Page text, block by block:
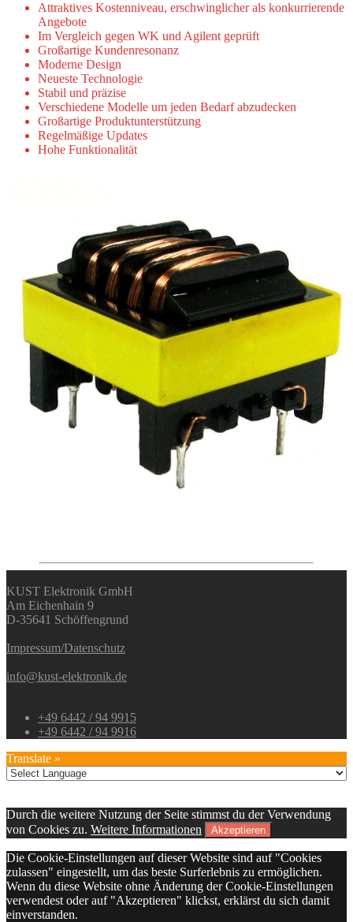
Attraktives Kostenniveau, erschwinglicher als konkurrierende
Angebote
Im Vergleich gegen WK und Agilent geprüft
Großartige Kundenresonanz
Moderne Design
Neueste Technologie
Stabil und präzise
Verschiedene Modelle um jeden Bedarf abzudecken
Großartige Produktunterstützung
Regelmäßige Updates
Hohe Funktionalität
KUST Elektronik GmbH
Am Eichenhain 9
D-35641 Schöffengrund
Impressum/Datenschutz
info@kust-elektronik.de
+49 6442 / 94 9915
+49 6442 / 94 9916
Translate »
Durch die weitere Nutzung der Seite stimmst du der Verwendung
von Cookies zu. Weitere Informationen Akzeptieren
Die Cookie-Einstellungen auf dieser Website sind auf "Cookies
zulassen" eingestellt, um das beste Surferlebnis zu ermöglichen.
Wenn du diese Website ohne Änderung der Cookie-Einstellungen
verwendest oder auf "Akzeptieren" klickst, erklärst du sich damit
einverstanden.